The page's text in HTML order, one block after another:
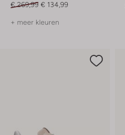
€ 269,99 € 134,99
+ meer kleuren